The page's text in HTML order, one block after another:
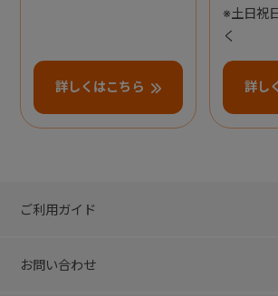
詳しくはこちら
※土日祝
く
詳し
ご利用ガイド
お問い合わせ